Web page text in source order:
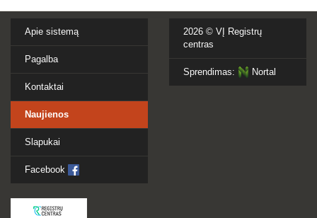
Apie sistemą
Pagalba
Kontaktai
Naujienos
Slapukai
Facebook
2026 © VĮ Registrų
centras
Sprendimas: Nortal